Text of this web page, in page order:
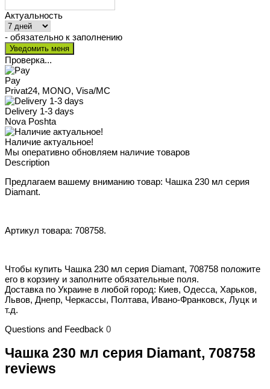
Актуальность
- обязательно к заполнению
Проверка...
Pay
Privat24, MONO, Visa/MC
Delivery 1-3 days
Nova Poshta
Наличие актуальное!
Мы оперативно обновляем наличие товаров
Description
Предлагаем вашему вниманию товар: Чашка 230 мл серия
Diamant.
Артикул товара: 708758.
Чтобы купить Чашка 230 мл серия Diamant, 708758 положите
его в корзину и заполните обязательные поля.
Доставка по Украине в любой город: Киев, Одесса, Харьков,
Львов, Днепр, Черкассы, Полтава, Ивано-Франковск, Луцк и
т.д.
Questions and Feedback 0
Чашка 230 мл серия Diamant, 708758
reviews